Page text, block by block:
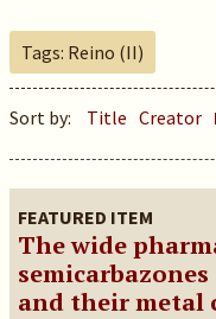
Tags: Reino (II)
Sort by: Title Creator
FEATURED ITEM
The wide
and their metal